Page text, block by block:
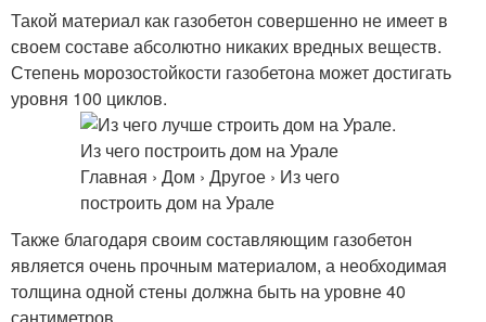
Такой материал как газобетон совершенно не имеет в
своем составе абсолютно никаких вредных веществ.
Степень морозостойкости газобетона может достигать
уровня 100 циклов.
Также благодаря своим составляющим газобетон
является очень прочным материалом, а необходимая
толщина одной стены должна быть на уровне 40